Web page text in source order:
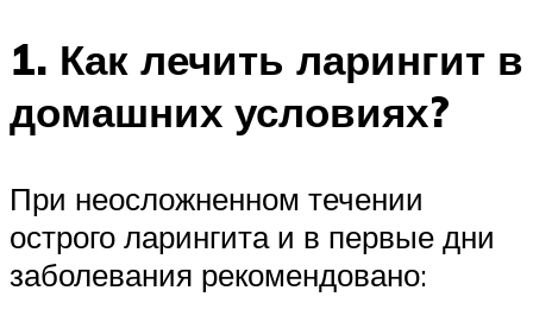
1. Как лечить ларингит в
домашних условиях?
При неосложненном течении
острого ларингита и в первые дни
заболевания рекомендовано: